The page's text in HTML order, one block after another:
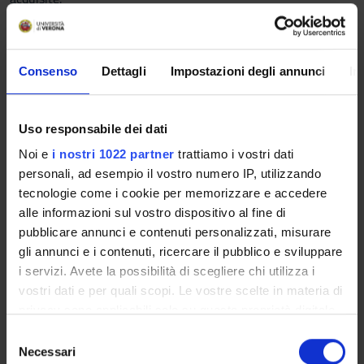
Consenso Dettagli Impostazioni degli annunci
Uso responsabile dei dati
Noi e i nostri 1022 partner trattiamo i vostri dati
personali, ad esempio il vostro numero IP, utilizzando
tecnologie come i cookie per memorizzare e accedere
alle informazioni sul vostro dispositivo al fine di
pubblicare annunci e contenuti personalizzati, misurare
gli annunci e i contenuti, ricercare il pubblico e sviluppare
i servizi. Avete la possibilità di scegliere chi utilizza i
vostri dati e per quali scopi. Le vostre scelte in materia di
modificare o revocare il proprio consenso in qualsiasi
Necessari
Prerequisiti e nozioni di base
Conoscenza di base del diritto commerciale e del diritto
privato
1. Principi generali sulla corretta organizzazione dell'impresa.
2. La crisi d'impresa. Nozione e inquadramento del Codice della
crisi dell'impresa e dell'insolvenza.
3. La composizione negoziata della crisi
4. La liquidazione giudiziale
5. Cenni a concordato preventivo e accordi di ristrutturazione;
ed alle procedure di sovraindebitamento
6. Profili di diritto societario della crisi
Bibliografia